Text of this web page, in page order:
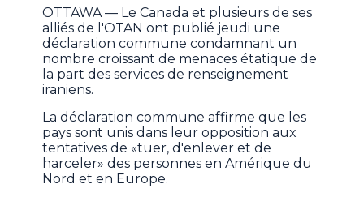
OTTAWA — Le Canada et plusieurs de ses
alliés de l'OTAN ont publié jeudi une
déclaration commune condamnant un
nombre croissant de menaces étatique de
la part des services de renseignement
iraniens.
La déclaration commune affirme que les
pays sont unis dans leur opposition aux
tentatives de «tuer, d'enlever et de
harceler» des personnes en Amérique du
Nord et en Europe.